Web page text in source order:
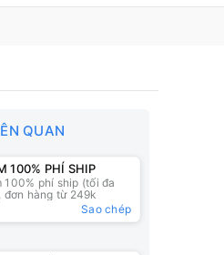
QUAN
100% PHÍ SHIP
100% phí ship (tối đa
đơn hàng từ 249k
Sao chép